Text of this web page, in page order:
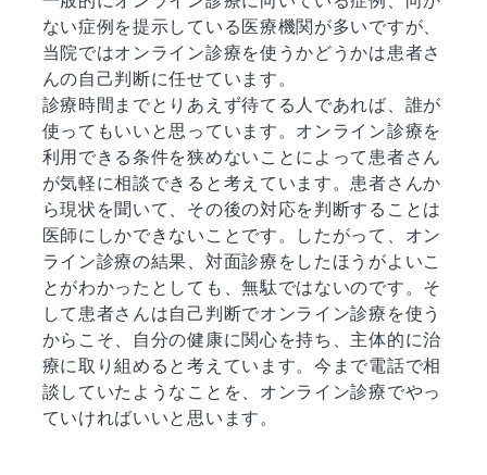
ない症例を提示している医療機関が多いですが、
当院ではオンライン診療を使うかどうかは患者さ
んの自己判断に任せています。
診療時間までとりあえず待てる人であれば、誰が
使ってもいいと思っています。オンライン診療を
利用できる条件を狭めないことによって患者さん
が気軽に相談できると考えています。患者さんか
ら現状を聞いて、その後の対応を判断することは
医師にしかできないことです。したがって、オン
ライン診療の結果、対面診療をしたほうがよいこ
とがわかったとしても、無駄ではないのです。そ
して患者さんは自己判断でオンライン診療を使う
からこそ、自分の健康に関心を持ち、主体的に治
療に取り組めると考えています。今まで電話で相
談していたようなことを、オンライン診療でやっ
ていければいいと思います。